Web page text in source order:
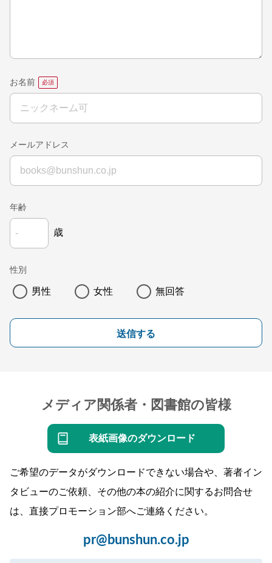
お名前
メールアドレス
年齢
歳
性別
男性 女性 無回答
送信する
メディア関係者・図書館の皆様
表紙画像のダウンロード
ご希望のデータがダウンロードできない場合や、著者イン
タビューのご依頼、その他の本の紹介に関するお問合せ
は、直接プロモーション部へご連絡ください。
pr@bunshun.co.jp